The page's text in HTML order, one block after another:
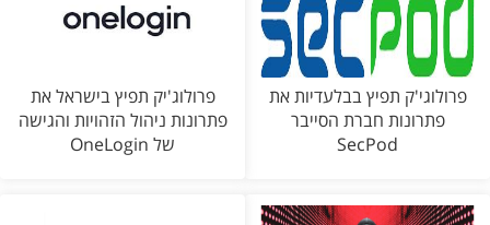
פרולוגי'ק תפיץ בבלעדיות את
פתרונות חברת הסייבר
SecPod
פרולוג'יק תפיץ בישראל את
פתרונות ניהול הזהויות והגישה
של OneLogin